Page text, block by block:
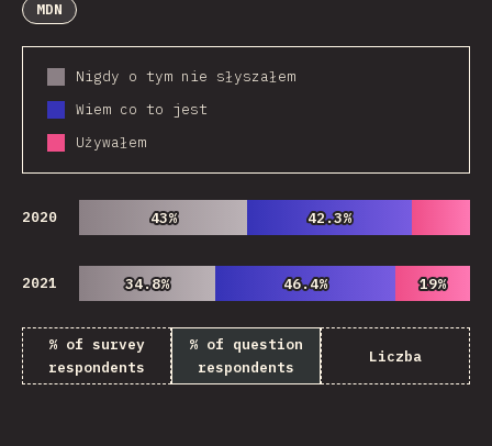
MDN
Nigdy o tym nie słyszałem
Wiem co to jest
Używałem
2020 43%
43% 42.3%
42.3%
2021 34.8%
34.8% 46.4%
46.4% 19%
19%
% of survey
respondents
% of question
respondents
Liczba